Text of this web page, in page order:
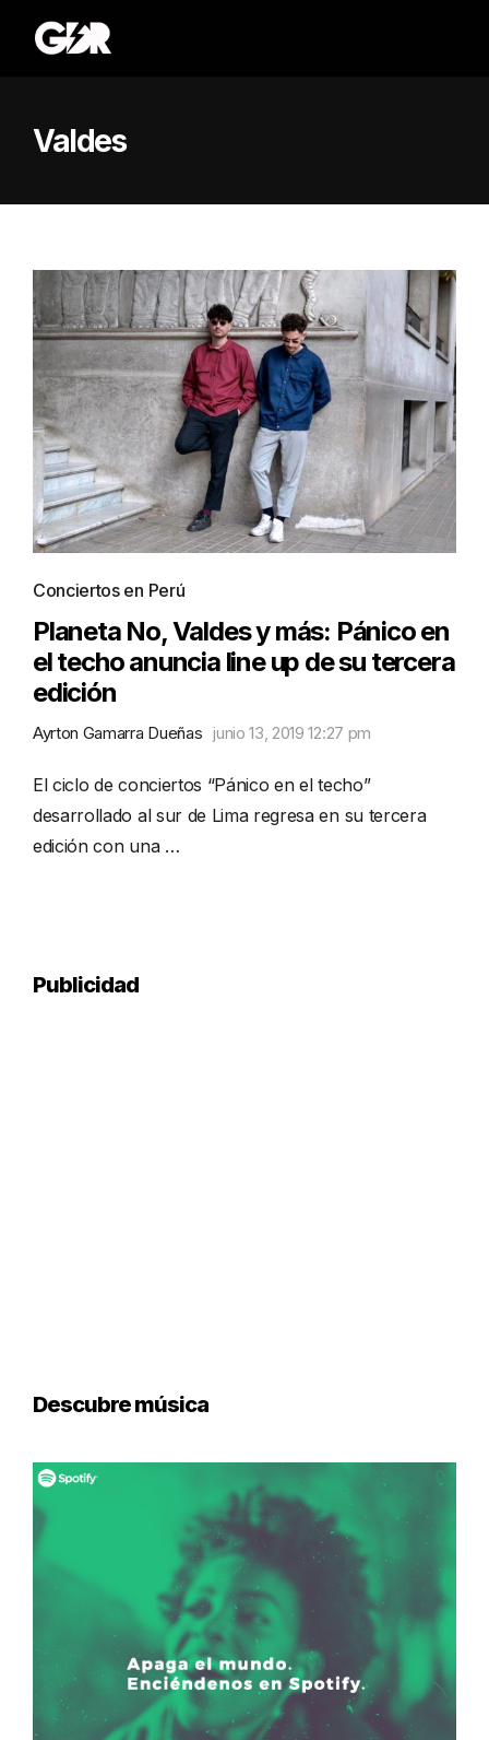
Valdes
Conciertos en Perú
Planeta No, Valdes y más: Pánico en
el techo anuncia line up de su tercera
edición
Ayrton Gamarra Dueñas junio 13, 2019 12:27 pm
El ciclo de conciertos “Pánico en el techo”
desarrollado al sur de Lima regresa en su tercera
edición con una …
Publicidad
Descubre música